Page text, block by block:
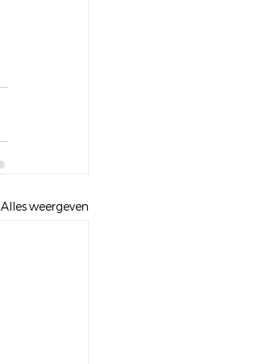
Alles weergeven